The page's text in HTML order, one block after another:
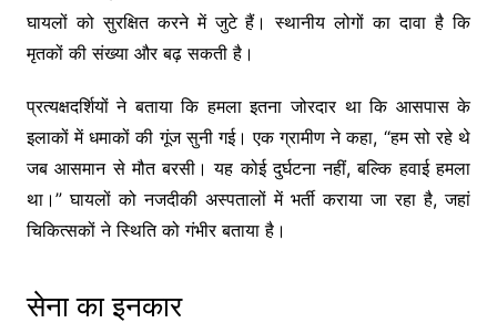
घायलों को सुरक्षित करने में जुटे हैं। स्थानीय लोगों का दावा है कि
मृतकों की संख्या और बढ़ सकती है।
प्रत्यक्षदर्शियों ने बताया कि हमला इतना जोरदार था कि आसपास के
इलाकों में धमाकों की गूंज सुनी गई। एक ग्रामीण ने कहा, “हम सो रहे थे
जब आसमान से मौत बरसी। यह कोई दुर्घटना नहीं, बल्कि हवाई हमला
था।” घायलों को नजदीकी अस्पतालों में भर्ती कराया जा रहा है, जहां
चिकित्सकों ने स्थिति को गंभीर बताया है।
सेना का इनकार